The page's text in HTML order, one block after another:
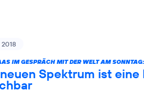
IM GESPRÄCH MIT DER WELT AM SONNTAG:
Spektrum ist eine